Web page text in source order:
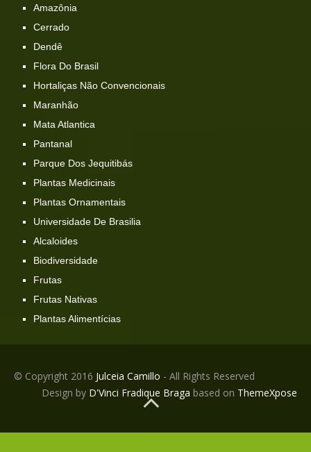
Amazônia
Cerrado
Dendê
Flora Do Brasil
Hortaliças Não Convencionais
Maranhão
Mata Atlantica
Pantanal
Parque Dos Jequitibás
Plantas Medicinais
Plantas Ornamentais
Universidade De Brasilia
Alcaloides
Biodiversidade
Frutas
Frutas Nativas
Plantas Alimentícias
© Copyright 2016 Julceia Camillo - All Rights Reserved
Design by D'Vinci Fradique Braga based on ThemeXpose
BACK TO TOP